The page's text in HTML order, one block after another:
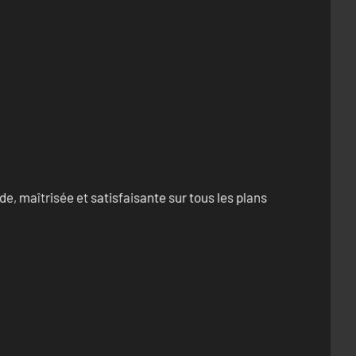
maîtrisée et satisfaisante sur tous les plans